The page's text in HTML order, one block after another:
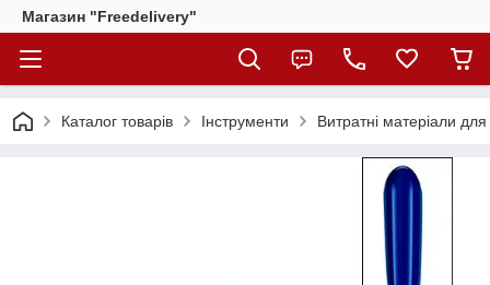
Магазин "Freedelivery"
Каталог товарів Інструменти Витратні матеріали для